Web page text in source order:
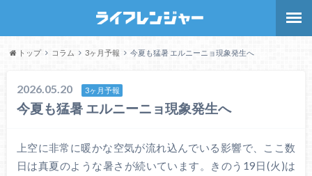
トップ コラム 3ヶ月予報 今夏も猛暑 エルニーニョ現象発生へ
2026.05.20 3ヶ月予報
今夏も猛暑 エルニーニョ現象発生へ
上空に非常に暖かな空気が流れ込んでいる影響で、ここ数
日は真夏のような暑さが続いています。きのう19日(火)は